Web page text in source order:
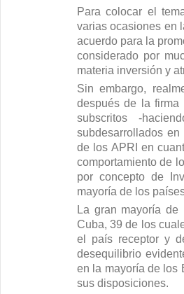
Para colocar el
varias ocasiones en
acuerdo para la
considerado por
materia inversión y
Sin embargo,
después de la
subscritos -
subdesarrollados
de los APRI en
comportamiento de
por concepto de
mayoría de los
La gran mayoría
Cuba, 39 de los
el país receptor y
desequilibrio
en la mayoría de los
sus disposiciones.